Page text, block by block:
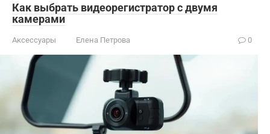
Как выбрать видеорегистратор с двумя
камерами
Аксессуары Елена Петрова 0